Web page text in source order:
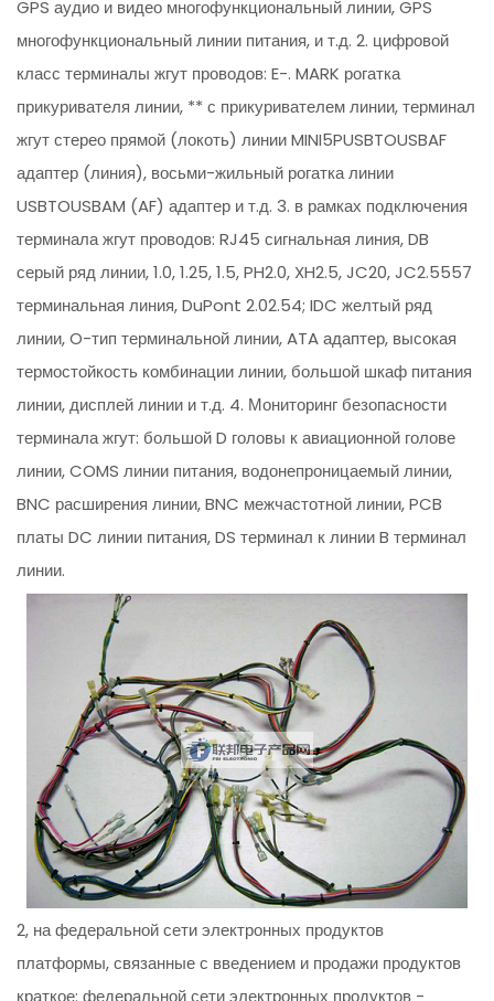
GPS аудио и видео многофункциональный линии, GPS
многофункциональный линии питания, и т.д. 2. цифровой
класс терминалы жгут проводов: E-. MARK рогатка
прикуривателя линии, ** с прикуривателем линии, терминал
жгут стерео прямой (локоть) линии MINI5PUSBTOUSBAF
адаптер (линия), восьми-жильный рогатка линии
USBTOUSBAM (AF) адаптер и т.д. 3. в рамках подключения
терминала жгут проводов: RJ45 сигнальная линия, DB
серый ряд линии, 1.0, 1.25, 1.5, PH2.0, XH2.5, JC20, JC2.5557
терминальная линия, DuPont 2.02.54; IDC желтый ряд
линии, O-тип терминальной линии, ATA адаптер, высокая
термостойкость комбинации линии, большой шкаф питания
линии, дисплей линии и т.д. 4. Мониторинг безопасности
терминала жгут: большой D головы к авиационной голове
линии, COMS линии питания, водонепроницаемый линии,
BNC расширения линии, BNC межчастотной линии, PCB
платы DC линии питания, DS терминал к линии B терминал
линии.
2, на федеральной сети электронных продуктов
платформы, связанные с введением и продажи продуктов
краткое: федеральной сети электронных продуктов -